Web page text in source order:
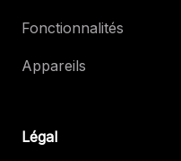
Fonctionnalités
Appareils
Légal